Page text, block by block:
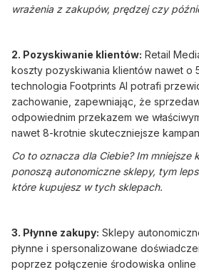
wrażenia z zakupów, prędzej czy
2. Pozyskiwanie klientów: Retail
koszty pozyskiwania klientów nawet o
technologia Footprints AI potrafi
zachowanie, zapewniając, że
odpowiednim przekazem we
nawet 8-krotnie skuteczniejsze
Co to oznacza dla Ciebie? Im mniejsze
ponoszą autonomiczne sklepy, tym
które kupujesz w tych sklepach.
3. Płynne zakupy: Sklepy
płynne i spersonalizowane
poprzez połączenie środowiska online